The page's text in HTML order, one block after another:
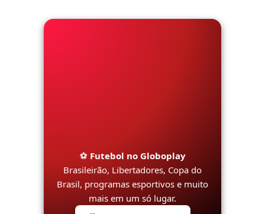
⚽ Futebol no Globoplay
Brasileirão, Libertadores, Copa do
Brasil, programas esportivos e muito
mais em um só lugar.